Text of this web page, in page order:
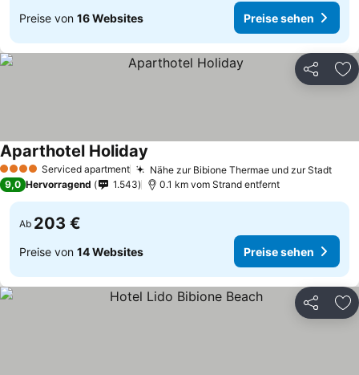
Preise von 16 Websites Preise sehen
Teilen
4 Sterne Serviced apartment Nähe zur Bibione Thermae und zur Stadt
Aparthotel Holiday
9,0 Hervorragend 1.543 0.1 km vom Strand entfernt
Ab 203 €
Preise von 14 Websites Preise sehen
Teilen